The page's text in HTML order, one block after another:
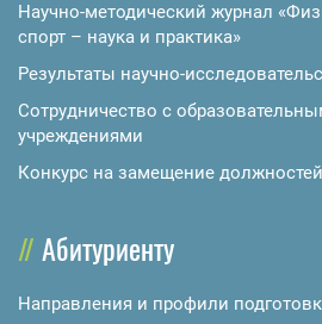
Научно-методический журнал
спорт – наука и практика»
Результаты научно-
Сотрудничество с
учреждениями
Конкурс на замещение
Абитуриенту
Направления и профили